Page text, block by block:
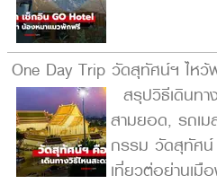
One Day Trip วัดสุทัศน์ฯ ไหว้พ
สรุปวิธีเดินท
สามยอด, รถเ
กรรม วัดสุทัศน์
เที่ยวต่อย่านเมื